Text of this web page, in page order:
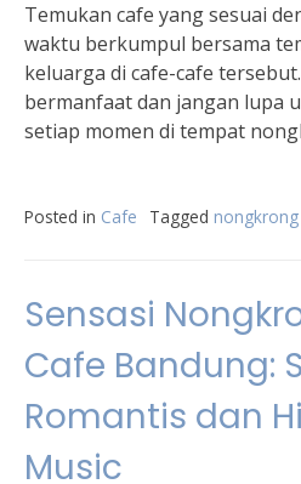
Temukan cafe yang sesuai
waktu berkumpul bersama
keluarga di cafe-cafe
bermanfaat dan jangan lupa
setiap momen di tempat
Posted in Cafe Tagged
Sensasi
Cafe Bandung:
Romantis dan
Music